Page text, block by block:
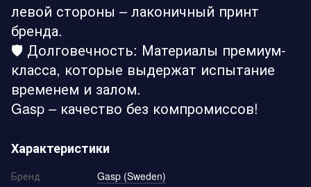
левой стороны – лаконичный принт
бренда.
🛡️ Долговечность: Материалы премиум-
класса, которые выдержат испытание
временем и залом.
Gasp – качество без компромиссов!
Характеристики
Бренд
Gasp (Sweden)